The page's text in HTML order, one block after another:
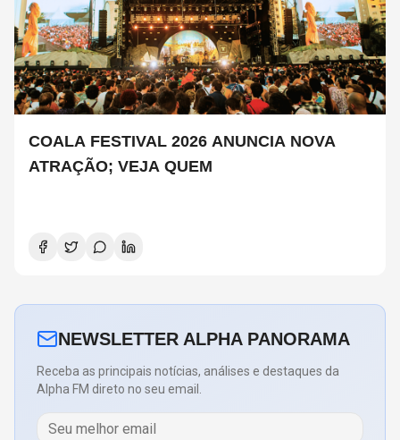
COALA FESTIVAL 2026 ANUNCIA NOVA
ATRAÇÃO; VEJA QUEM
NEWSLETTER ALPHA PANORAMA
Receba as principais notícias, análises e destaques da
Alpha FM direto no seu email.